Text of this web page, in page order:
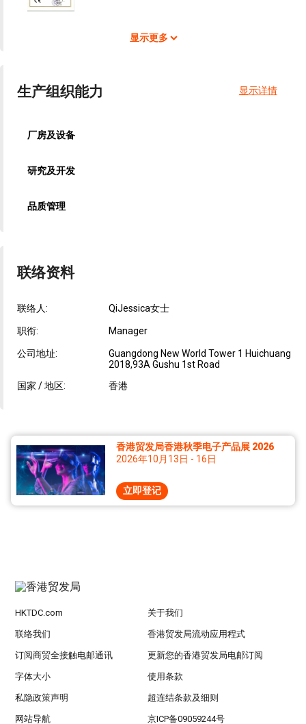
显示更多
生产组织能力 显示详情
厂房及设备
研究及开发
品质管理
联络资料
联络人: QiJessica女士
职衔: Manager
公司地址:
Guangdong New World Tower 1 Huichuang
2018,93A Gushu 1st Road
国家 / 地区:
香港
香港贸发局香港秋季电子产品展 2026
2026年10月13日 - 16日
立即登记
HKTDC.com 关于我们
联络我们 香港贸发局流动应用程式
订阅商贸全接触电邮通讯 更新您的香港贸发局电邮订阅
字体大小 使用条款
私隐政策声明 超连结条款及细则
网站导航 京ICP备09059244号